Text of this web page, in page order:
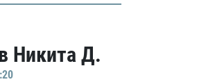
Никита Д.